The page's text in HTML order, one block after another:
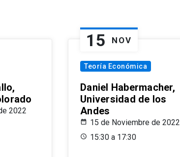
2022
15 NOV
Teoría Económica
Daniel Habermacher,
Universidad de los
Andes
15 de Noviembre de 2022
15:30 a 17:30